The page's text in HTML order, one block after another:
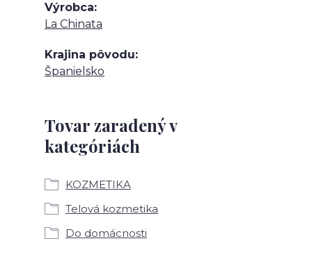
Výrobca
La Chinata
Krajina pôvodu
Španielsko
Tovar zaradený v
kategóriách
KOZMETIKA
Telová kozmetika
Do domácnosti